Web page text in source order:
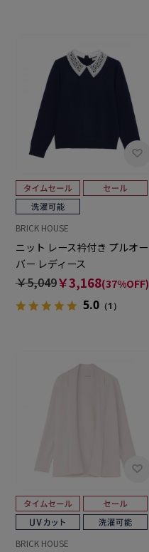
BRICK HOUSE
ニット レース衿付き プルオー
バー レディース
￥5,049￥3,168(37%OFF)
5.0（1）
BRICK HOUSE